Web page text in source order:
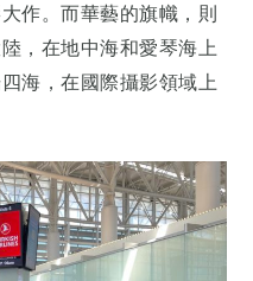
作。而華藝的旗幟，則
，在地中海和愛琴海上
海，在國際攝影領域上